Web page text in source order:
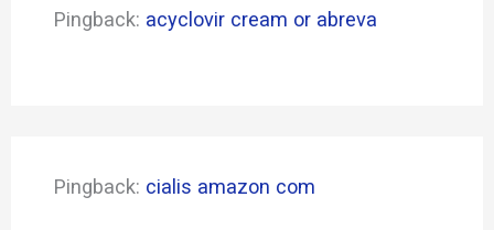
Pingback: acyclovir cream or abreva
Pingback: cialis amazon com